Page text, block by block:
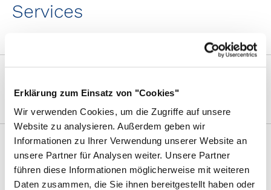
Erklärung zum Einsatz von "Cookies"
Wir verwenden Cookies, um die Zugriffe auf unsere
Website zu analysieren. Außerdem geben wir
Informationen zu Ihrer Verwendung unserer Website an
unsere Partner für Analysen weiter. Unsere Partner
führen diese Informationen möglicherweise mit weiteren
Daten zusammen, die Sie ihnen bereitgestellt haben oder
Services
Verkaufsassistenz